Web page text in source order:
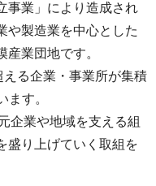
事業」により造成され
や製造業を中心とした
業団地です。
る企業・事業所が集積
ます。
企業や地域を支える組
盛り上げていく取組を